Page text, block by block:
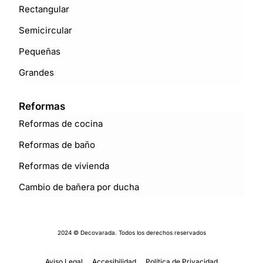
Rectangular
Semicircular
Pequeñas
Grandes
Reformas
Reformas de cocina
Reformas de baño
Reformas de vivienda
Cambio de bañera por ducha
2024 © Decovarada. Todos los derechos reservados